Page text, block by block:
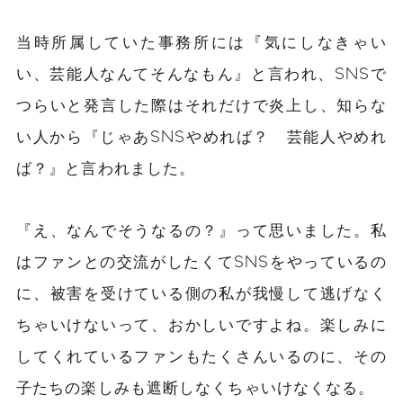
当時所属していた事務所には『気にしなきゃい
い、芸能人なんてそんなもん』と言われ、SNSで
つらいと発言した際はそれだけで炎上し、知らな
い人から『じゃあSNSやめれば？ 芸能人やめれ
ば？』と言われました。
『え、なんでそうなるの？』って思いました。私
はファンとの交流がしたくてSNSをやっているの
に、被害を受けている側の私が我慢して逃げなく
ちゃいけないって、おかしいですよね。楽しみに
してくれているファンもたくさんいるのに、その
子たちの楽しみも遮断しなくちゃいけなくなる。